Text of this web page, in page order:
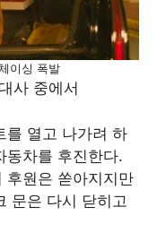
이싱 폭발
사 중에서
를 열고 나가려 하
동차를 후진한다.
후원은 쏟아지지만
문은 다시 닫히고